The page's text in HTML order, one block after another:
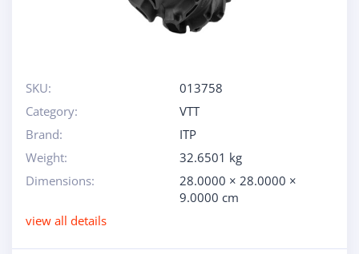
SKU:
013758
Category:
VTT
Brand:
ITP
Weight:
32.6501 kg
Dimensions:
28.0000 × 28.0000 ×
9.0000 cm
view all details